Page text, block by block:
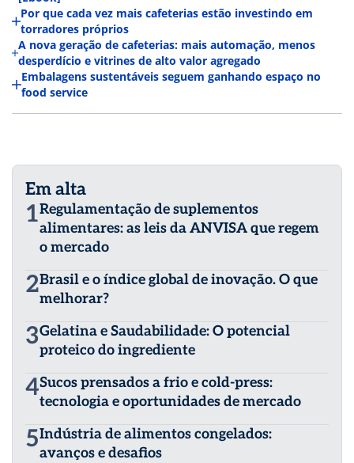
Por que cada vez mais cafeterias estão investindo em
torradores próprios
A nova geração de cafeterias: mais automação, menos
desperdício e vitrines de alto valor agregado
Embalagens sustentáveis seguem ganhando espaço no
food service
Em alta
1Regulamentação de suplementos
alimentares: as leis da ANVISA que regem
o mercado
2Brasil e o índice global de inovação. O que
melhorar?
3Gelatina e Saudabilidade: O potencial
proteico do ingrediente
4Sucos prensados a frio e cold-press:
tecnologia e oportunidades de mercado
5Indústria de alimentos congelados:
avanços e desafios